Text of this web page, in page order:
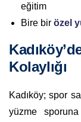
eğitim
Bire bir özel
Kolaylığı
Kadıköy; spor
yüzme